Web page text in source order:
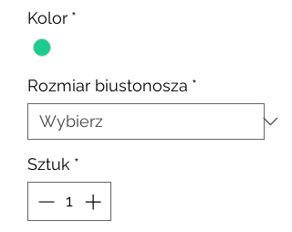
Kolor *
Rozmiar biustonosza *
Sztuk *